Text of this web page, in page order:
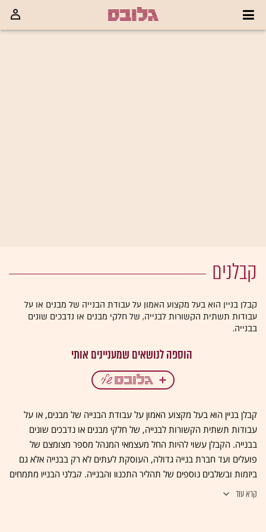
קבלנים
קבלן בניין הוא בעל מקצוע האמון על עבודת הבנייה של מבנים או על
עבודות תשתית הקשורות לבנייה, של חלקי מבנים או נדבכים שונים
בבנייה.
קבלן בניין הוא בעל מקצוע האמון על עבודת הבנייה של מבנים, או על
עבודות תשתית הקשורות לבנייה, של חלקי מבנים או נדבכים שונים
בבנייה. הקבלן עשוי להיות החל מעצמאי המנהל מספר מצומצם של
פועלים ועד חברת בנייה גדולה, העוסקת לעתים לא רק בבנייה אלא גם
ביזמות ובשלבים נוספים של תהליך התכנון והבנייה. קבלני הבניין מתמחים
בבנייה של טיפוסי מבנים שונים, שיטות בנייה שונות, חלקים שונים של
קרא עוד